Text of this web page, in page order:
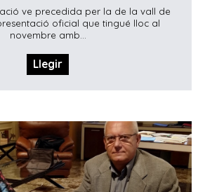
ve precedida per la de la vall de
oficial que tingué lloc al
novembre amb...
Llegir